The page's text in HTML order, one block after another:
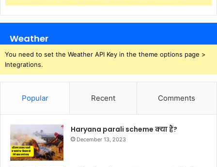
Weather
You need to set the Weather API Key in the theme options page >
Integrations.
Popular Recent Comments
Haryana parali scheme क्या हैं?
December 13, 2023